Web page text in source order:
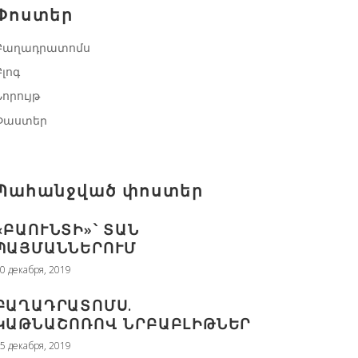
փոստեր
ՏԱՆ
декабря, 2019
ՆՐԲԱԲԼԻԹՆԵՐ
декабря, 2019